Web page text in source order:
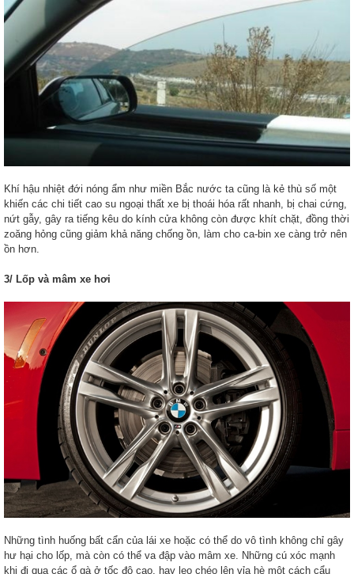
Khí hậu nhiệt đới nóng ẩm như miền Bắc nước ta cũng là kẻ thù số một
khiến các chi tiết cao su ngoại thất xe bị thoái hóa rất nhanh, bị chai cứng,
nứt gẫy, gây ra tiếng kêu do kính cửa không còn được khít chặt, đồng thời
zoăng hỏng cũng giảm khả năng chống ồn, làm cho ca-bin xe càng trở nên
ồn hơn.
3/ Lốp và mâm xe hơi
Những tình huống bất cẩn của lái xe hoặc có thể do vô tình không chỉ gây
hư hại cho lốp, mà còn có thể va đập vào mâm xe. Những cú xóc mạnh
khi đi qua các ổ gà ở tốc độ cao, hay leo chéo lên vỉa hè một cách cẩu